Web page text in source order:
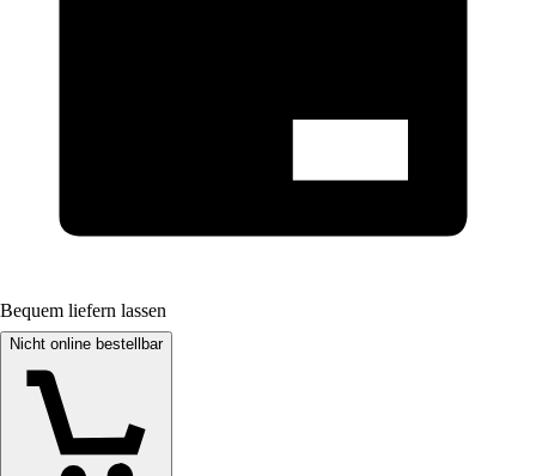
Bequem liefern lassen
Nicht online bestellbar